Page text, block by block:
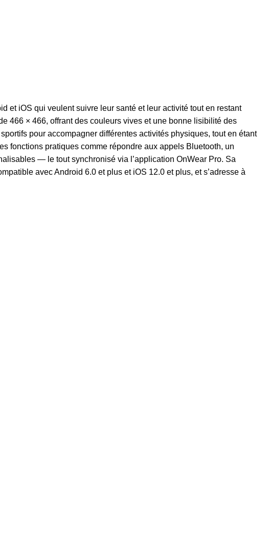
et iOS qui veulent suivre leur santé et leur activité tout en restant
466 × 466, offrant des couleurs vives et une bonne lisibilité des
pour accompagner différentes activités physiques, tout en étant
fonctions pratiques comme répondre aux appels Bluetooth, un
— le tout synchronisé via l’application OnWear Pro. Sa
avec Android 6.0 et plus et iOS 12.0 et plus, et s’adresse à